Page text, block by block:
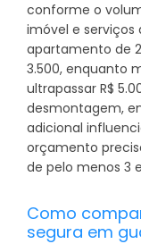
conforme o
imóvel e serviços
apartamento de 2
3.500, enquanto
ultrapassar R$
desmontagem,
adicional
orçamento
de pelo menos 3
Como
segura em